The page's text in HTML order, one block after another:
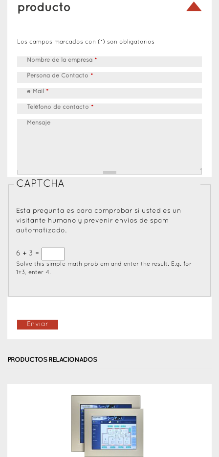
producto
Los campos marcados con (*) son obligatorios
Nombre de la empresa *
Persona de Contacto *
e-Mail *
Teléfono de contacto *
Mensaje
CAPTCHA
Esta pregunta es para comprobar si usted es un
visitante humano y prevenir envíos de spam
automatizado.
6 + 3 =
Solve this simple math problem and enter the result. E.g. for
1+3, enter 4.
PRODUCTOS RELACIONADOS